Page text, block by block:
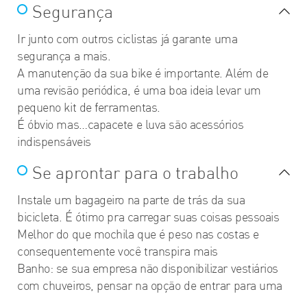
Segurança
Ir junto com outros ciclistas já garante uma
segurança a mais.
A manutenção da sua bike é importante. Além de
uma revisão periódica, é uma boa ideia levar um
pequeno kit de ferramentas.
É óbvio mas…capacete e luva são acessórios
indispensáveis
Se aprontar para o trabalho
Instale um bagageiro na parte de trás da sua
bicicleta. É ótimo pra carregar suas coisas pessoais
Melhor do que mochila que é peso nas costas e
consequentemente você transpira mais
Banho: se sua empresa não disponibilizar vestiários
com chuveiros, pensar na opção de entrar para uma